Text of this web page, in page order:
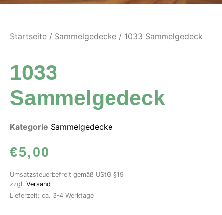
Startseite / Sammelgedecke / 1033 Sammelgedeck
1033
Sammelgedeck
Kategorie Sammelgedecke
€5,00
Umsatzsteuerbefreit gemäß UStG §19
zzgl. Versand
Lieferzeit: ca. 3-4 Werktage